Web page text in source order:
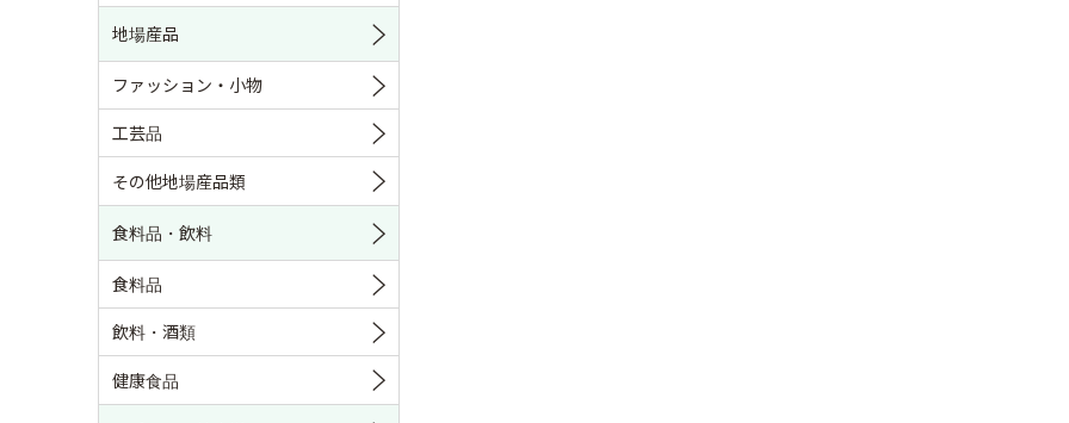
地場産品
ファッション・小物
工芸品
その他地場産品類
食料品・飲料
食料品
飲料・酒類
健康食品